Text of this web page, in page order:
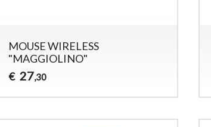
MOUSE WIRELESS
"MAGGIOLINO"
€ 27,30